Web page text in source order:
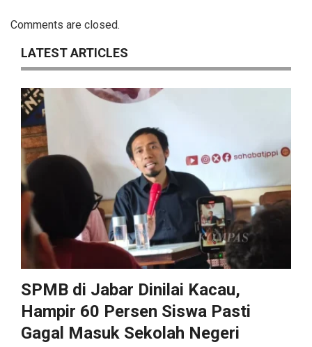
Comments are closed.
LATEST ARTICLES
SPMB di Jabar Dinilai Kacau,
Hampir 60 Persen Siswa Pasti
Gagal Masuk Sekolah Negeri